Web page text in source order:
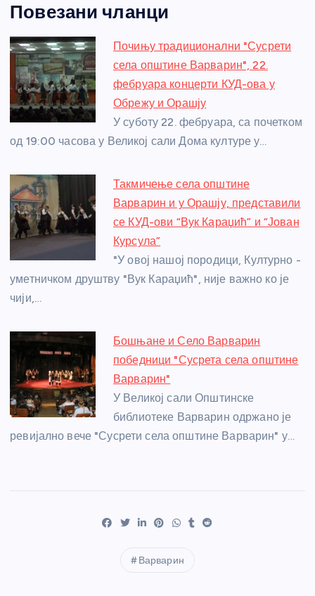
c
e
b
o
o
k
ss
e
n
g
er
itt
er
er at
s
A
p
p
a
g
e
e
st
e
Повезани чланци
Почињу традиционални "Сусрети
села општине Варварин", 22.
фебруара концерти КУД-ова у
Обрежу и Орашју
У суботу 22. фебруара, са почетком
од 19:00 часова у Великој сали Дома културе у…
Такмичење села општине
Варварин и у Орашју, представили
се КУД-ови “Вук Караџић” и “Јован
Курсула”
"У овој нашој породици, Културно -
уметничком друштву "Вук Караџић", није важно ко је
чији,…
Бошњане и Село Варварин
победници "Сусрета села општине
Варварин"
У Великој сали Општинске
библиотеке Варварин одржано је
ревијално вече "Сусрети села општине Варварин" у…
Варварин